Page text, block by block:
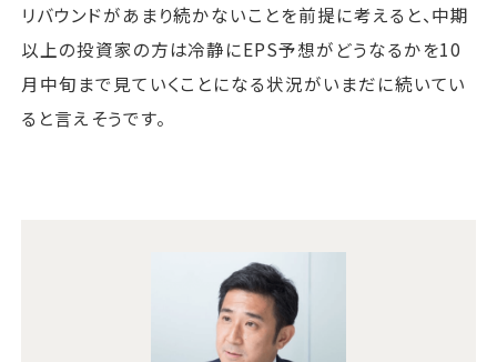
リバウンドがあまり続かないことを前提に考えると、中期
以上の投資家の方は冷静にEPS予想がどうなるかを10
月中旬まで見ていくことになる状況がいまだに続いてい
ると言えそうです。